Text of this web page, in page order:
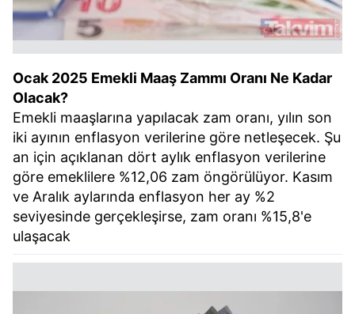
Ocak 2025 Emekli Maaş Zammı Oranı Ne Kadar
Olacak?
Emekli maaşlarına yapılacak zam oranı, yılın son
iki ayının enflasyon verilerine göre netleşecek. Şu
an için açıklanan dört aylık enflasyon verilerine
göre emeklilere %12,06 zam öngörülüyor. Kasım
ve Aralık aylarında enflasyon her ay %2
seviyesinde gerçekleşirse, zam oranı %15,8'e
ulaşacak